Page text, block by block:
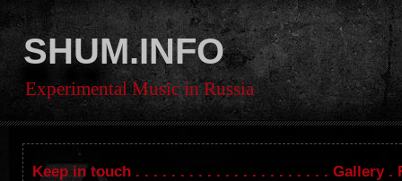
SHUM.INFO
Experimental Music in Russia
Keep in touch . . . . . . . . . . . . . . . . . . . . . . Gallery .